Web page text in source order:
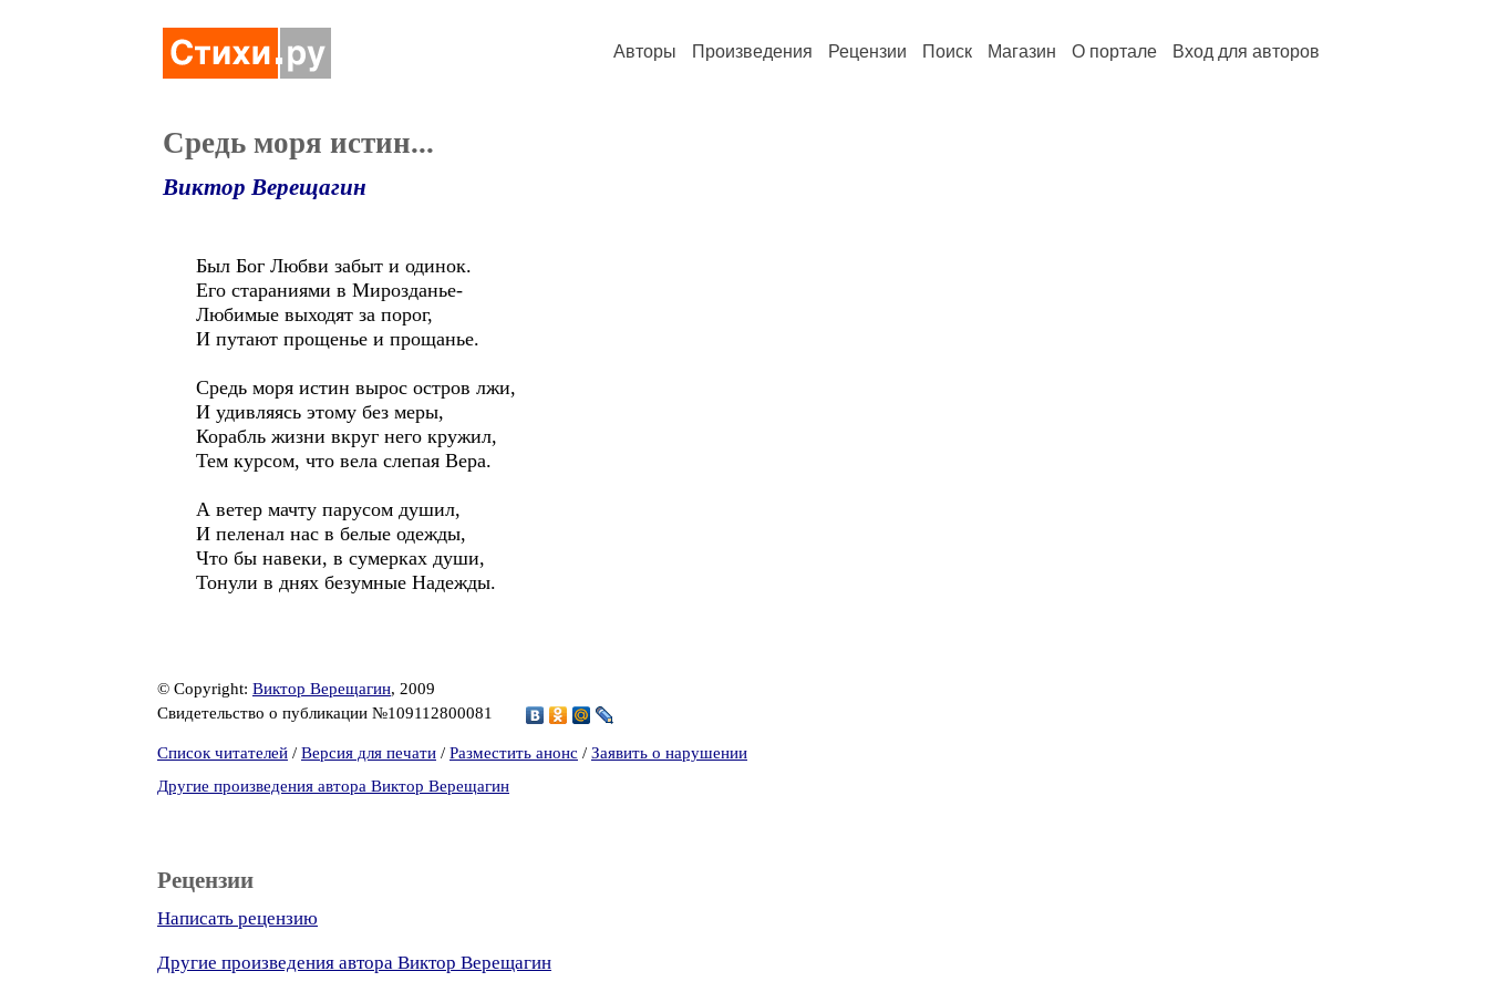
Авторы Произведения Рецензии Поиск Магазин О портале Вход для авторов
Средь моря истин...
Виктор Верещагин
Был Бог Любви забыт и одинок.
Его стараниями в Мирозданье-
Любимые выходят за порог,
И путают прощенье и прощанье.
Средь моря истин вырос остров лжи,
И удивляясь этому без меры,
Корабль жизни вкруг него кружил,
Тем курсом, что вела слепая Вера.
А ветер мачту парусом душил,
И пеленал нас в белые одежды,
Что бы навеки, в сумерках души,
Тонули в днях безумные Надежды.
© Copyright: Виктор Верещагин, 2009
Свидетельство о публикации №109112800081
Список читателей / Версия для печати / Разместить анонс / Заявить о нарушении
Другие произведения автора Виктор Верещагин
Рецензии
Написать рецензию
Другие произведения автора Виктор Верещагин